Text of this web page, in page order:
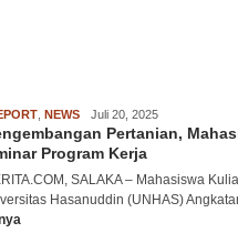
NEWS admin
Juli 20, 2025
Pertanian,
Program Kerja
SALAKA – Mahasiswa
Hasanuddin (UNHAS)